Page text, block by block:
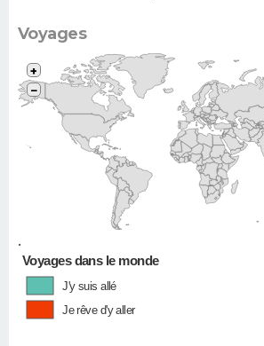
Voyages
•
+
−
Voyages dans le monde
J'y suis allé
Je rêve d'y aller